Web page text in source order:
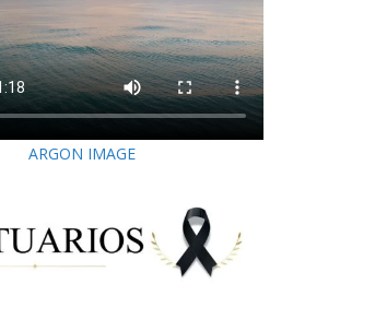
ARGON IMAGE